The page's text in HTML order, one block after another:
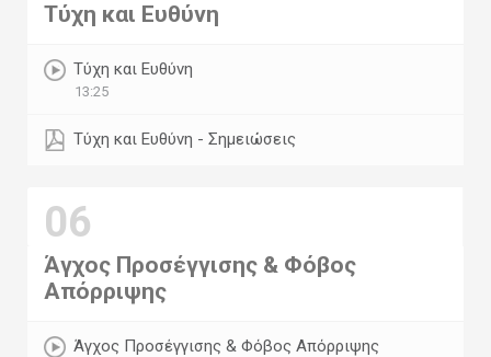
Τύχη και Ευθύνη
Τύχη και Ευθύνη
13:25
Τύχη και Ευθύνη - Σημειώσεις
06
Άγχος Προσέγγισης & Φόβος
Απόρριψης
Άγχος Προσέγγισης & Φόβος Απόρριψης